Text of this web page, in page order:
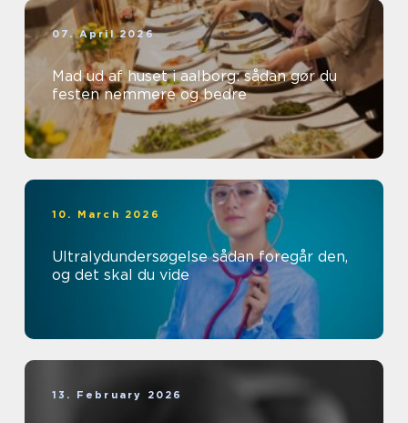
07. April 2026
Mad ud af huset i aalborg: sådan gør du
festen nemmere og bedre
10. March 2026
Ultralydundersøgelse sådan foregår den,
og det skal du vide
13. February 2026